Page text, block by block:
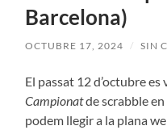
Barcelona)
OCTUBRE 17, 2024 / SIN
El passat 12 d’octubre es
Campionatde scrabble
podem llegir a la plana